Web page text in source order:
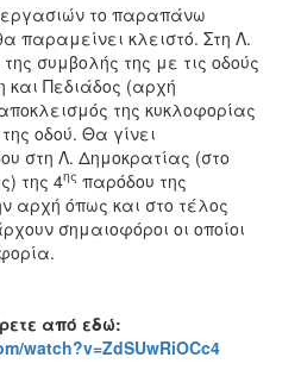
το παραπάνω
παραμείνει κλειστό. Στη Λ.
συμβολής της με τις οδούς
και Πεδιάδος (αρχή
της κυκλοφορίας
οδού. Θα γίνει
στη Λ. Δημοκρατίας (στο
της 4ης παρόδου της
αρχή όπως και στο τέλος
σημαιοφόροι οι οποίοι
από εδώ:
watch?v=ZdSUwRiOCc4